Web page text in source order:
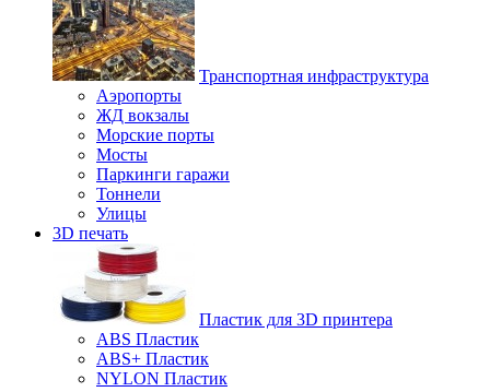
Транспортная инфраструктура
Аэропорты
ЖД вокзалы
Морские порты
Мосты
Паркинги гаражи
Тоннели
Улицы
3D печать
Пластик для 3D принтера
ABS Пластик
ABS+ Пластик
NYLON Пластик